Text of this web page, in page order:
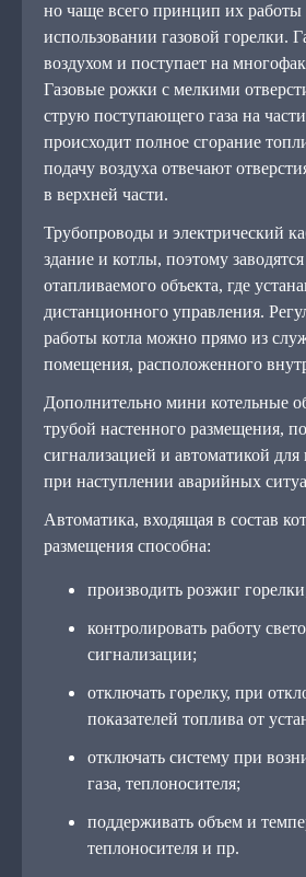
но чаще всего принцип их работы
использовании газовой горелки.
воздухом и поступает на
Газовые рожки с мелкими
струю поступающего газа на
происходит полное сгорание
подачу воздуха отвечают
в верхней части.
Трубопроводы и электрический
здание и котлы, поэтому
отапливаемого объекта, где
дистанционного управления.
работы котла можно прямо из
помещения, расположенного
Дополнительно мини котельные
трубой настенного размещения,
сигнализацией и автоматикой для
при наступлении аварийных
Автоматика, входящая в состав
размещения способна:
производить розжиг
контролировать работу
сигнализации;
отключать горелку, при
показателей топлива от
отключать систему при
газа, теплоносителя;
поддерживать объем и
теплоносителя и пр.